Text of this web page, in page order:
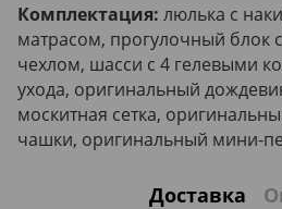
Комплектация: люлька с
матрасом, прогулочный блок
чехлом, шасси с 4 гелевыми
ухода, оригинальный
москитная сетка,
чашки, оригинальный мини-
Доставка